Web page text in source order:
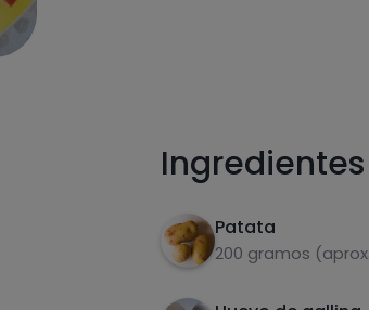
Ingredientes
Patata
200 gramos